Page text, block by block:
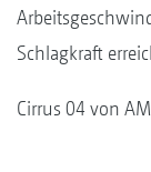
Schlagkraft
Cirrus 04 von